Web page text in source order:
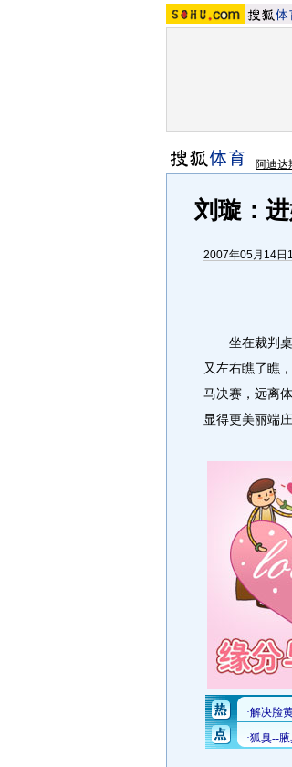
阿迪达
刘璇：
2007年05月14日
坐在裁判桌
又左右瞧了瞧
马决赛，远离
显得更美丽端庄